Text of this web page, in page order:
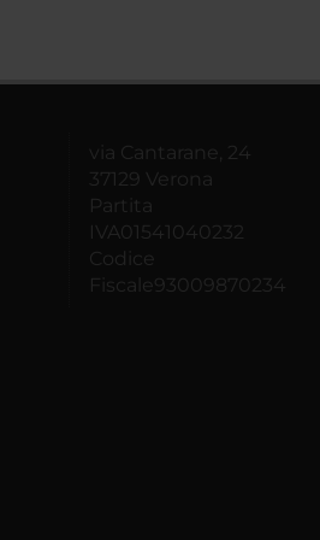
via Cantarane, 24
37129 Verona
Partita
IVA01541040232
Codice
Fiscale93009870234